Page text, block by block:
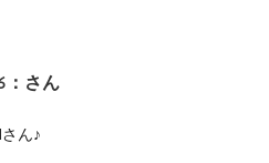
：さん
ん♪